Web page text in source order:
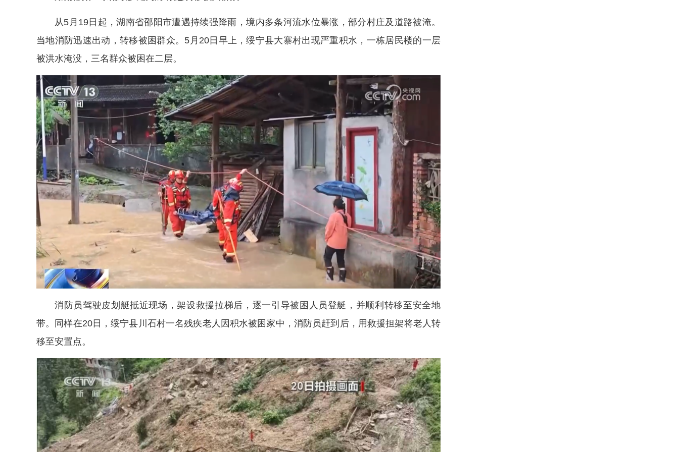
从5月19日起，湖南省邵阳市遭遇持续强降雨，境内多条河流水位暴涨，部分村庄及道路被淹。
当地消防迅速出动，转移被困群众。5月20日早上，绥宁县大寨村出现严重积水，一栋居民楼的一层
被洪水淹没，三名群众被困在二层。
消防员驾驶皮划艇抵近现场，架设救援拉梯后，逐一引导被困人员登艇，并顺利转移至安全地
带。同样在20日，绥宁县川石村一名残疾老人因积水被困家中，消防员赶到后，用救援担架将老人转
移至安置点。